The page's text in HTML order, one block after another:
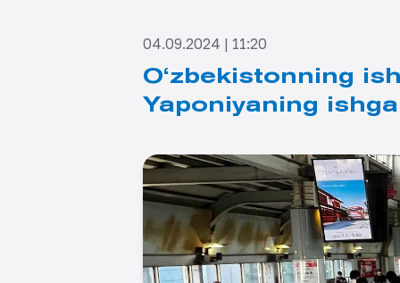
04.09.2024 | 11:20
O‘zbekistonning
Yaponiyaning